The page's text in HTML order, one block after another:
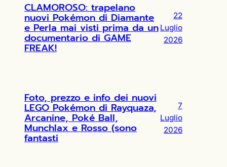
CLAMOROSO: trapelano
nuovi Pokémon di Diamante
e Perla mai visti prima da un
documentario di GAME
FREAK!
22
Luglio
2026
Foto, prezzo e info dei nuovi
LEGO Pokémon di Rayquaza,
Arcanine, Poké Ball,
Munchlax e Rosso (sono
fantasti
7
Luglio
2026